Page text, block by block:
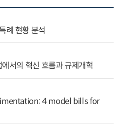
례 현황 분석
서의 혁신 흐름과 규제개혁
4 model bills for